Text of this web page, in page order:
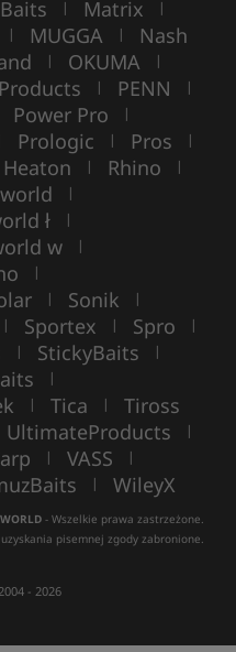
| Matrix |
| MUGGA | Nash
| OKUMA |
| PENN |
Power Pro |
Prologic | Pros |
| Rhino |
|
ł |
w |
|
| Sonik |
| Sportex | Spro |
| StickyBaits |
|
| Tica | Tiross
UltimateProducts |
| VASS |
| WileyX
- Wszelkie prawa zastrzeżone.
pisemnej zgody zabronione.
- 2026